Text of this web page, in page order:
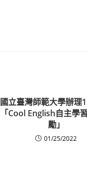
國立臺灣師範大學辦理
「Cool English自主學
勵」
01/25/2022